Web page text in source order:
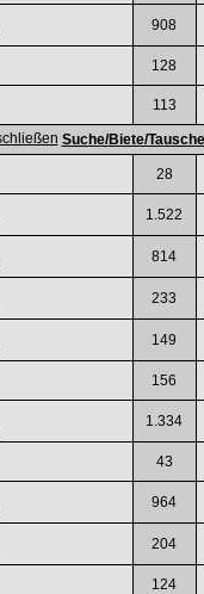
908
128
113
Suche/Biete/Tausche
28
1.522
814
233
149
156
1.334
43
964
204
124